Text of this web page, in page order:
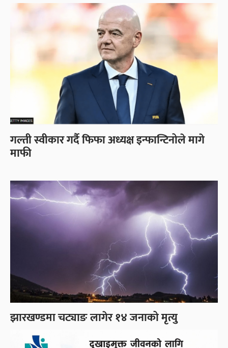
गल्ती स्वीकार गर्दै फिफा अध्यक्ष इन्फान्टिनोले मागे
माफी
झारखण्डमा चट्याङ लागेर १४ जनाको मृत्यु